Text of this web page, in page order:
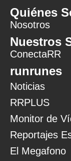
Quiénes
Nosotros
Nuestros
ConectaRR
runrunes
Noticias
RRPLUS
Monitor de
Reportajes
El Megafono